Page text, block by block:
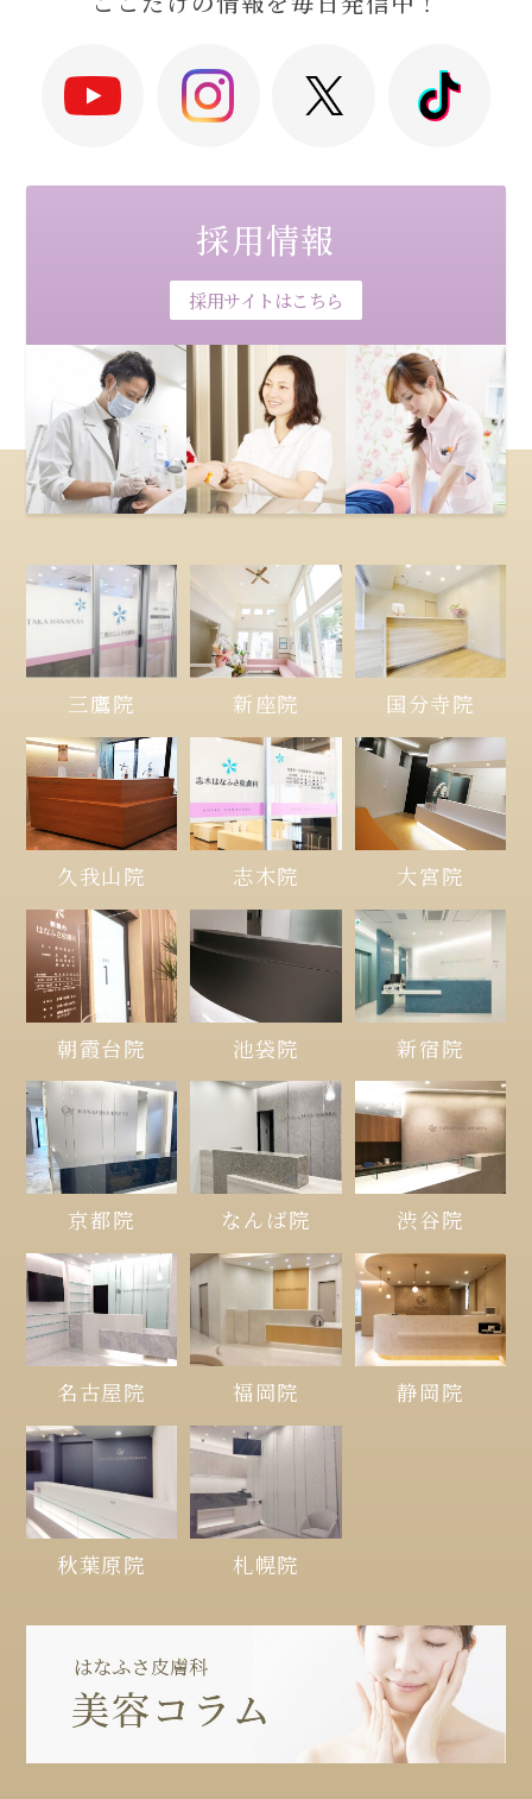
採用情報
採用サイトはこちら
三鷹院 新座院 国分寺院
久我山院 志木院 大宮院
朝霞台院 池袋院 新宿院
京都院 なんば院 渋谷院
名古屋院 福岡院 静岡院
秋葉原院 札幌院